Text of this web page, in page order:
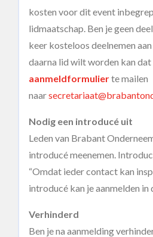
kosten voor dit event
lidmaatschap. Ben je geen
keer kosteloos deelnemen
daarna lid wilt worden kan
aanmeldformulierte mailen
naar
Nodig een introducé uit
Leden van Brabant
introducé meenemen.
“Omdat ieder contact kan
introducé kan je aanmelden in
Verhinderd
Ben je na aanmelding